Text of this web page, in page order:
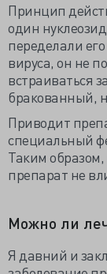
Принцип
один
переделали
вируса, он не
встраиваться
бракованный,
Приводит
специальный
Таким образом,
препарат не
Можно ли
Я давний и